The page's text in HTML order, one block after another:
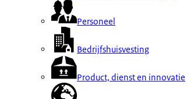
Personeel
Bedrijfshuisvesting
Product, dienst en innovatie